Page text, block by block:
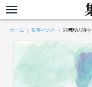
ホーム 集英社の本 宮﨑駿の詩学